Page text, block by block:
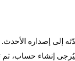
إلى إصداره الأحدث.
إنشاء حساب،